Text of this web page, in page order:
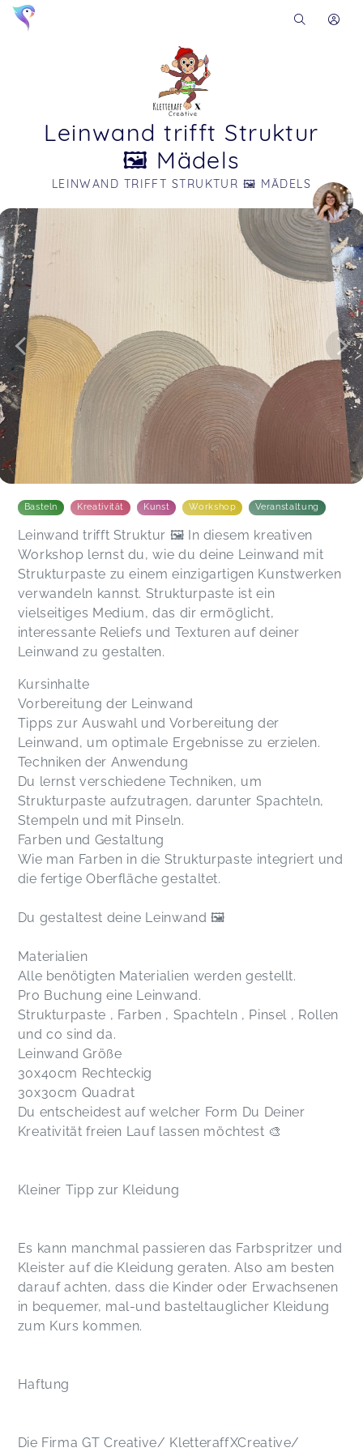
Leinwand trifft Struktur
🖼️ Mädels
LEINWAND TRIFFT STRUKTUR 🖼️ MÄDELS
Soon you will learn more about me here...
Basteln Kreativität Kunst Workshop Veranstaltung
Leinwand trifft Struktur 🖼️ In diesem kreativen
Workshop lernst du, wie du deine Leinwand mit
Strukturpaste zu einem einzigartigen Kunstwerken
verwandeln kannst. Strukturpaste ist ein
vielseitiges Medium, das dir ermöglicht,
interessante Reliefs und Texturen auf deiner
Leinwand zu gestalten.
Kursinhalte
Vorbereitung der Leinwand
Tipps zur Auswahl und Vorbereitung der
Leinwand, um optimale Ergebnisse zu erzielen.
Techniken der Anwendung
Du lernst verschiedene Techniken, um
Strukturpaste aufzutragen, darunter Spachteln,
Stempeln und mit Pinseln.
Farben und Gestaltung
Wie man Farben in die Strukturpaste integriert und
die fertige Oberfläche gestaltet.
Du gestaltest deine Leinwand 🖼️
Materialien
Alle benötigten Materialien werden gestellt.
Pro Buchung eine Leinwand.
Strukturpaste , Farben , Spachteln , Pinsel , Rollen
und co sind da.
Leinwand Größe
30x40cm Rechteckig
30x30cm Quadrat
Du entscheidest auf welcher Form Du Deiner
Kreativität freien Lauf lassen möchtest 🎨
Kleiner Tipp zur Kleidung
Es kann manchmal passieren das Farbspritzer und
Kleister auf die Kleidung geraten. Also am besten
darauf achten, dass die Kinder oder Erwachsenen
in bequemer, mal-und basteltauglicher Kleidung
zum Kurs kommen.
Haftung
Die Firma GT Creative/ KletteraffXCreative/